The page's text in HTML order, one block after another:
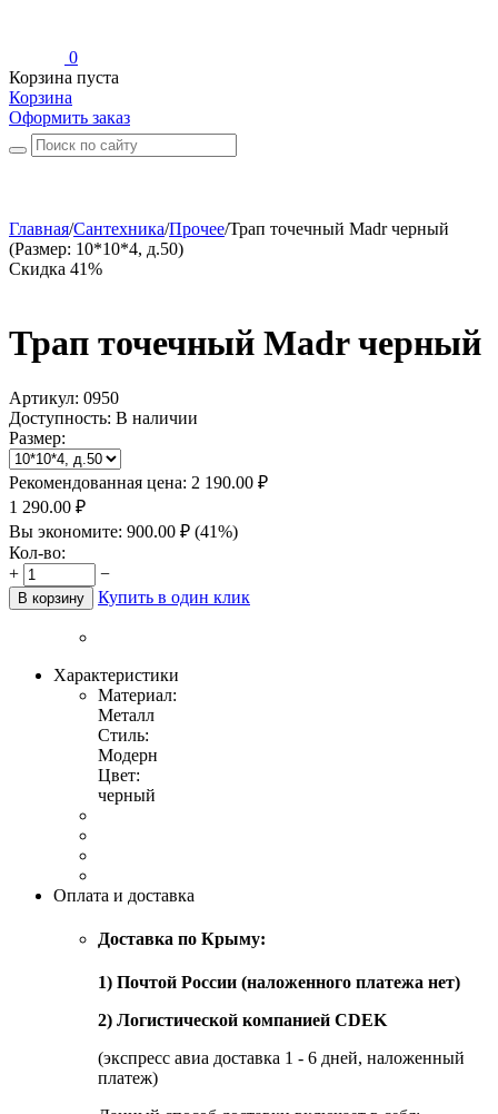
0
Корзина пуста
Корзина
Оформить заказ
Главная/Сантехника/Прочее/Трап точечный Madr черный
(Размер: 10*10*4, д.50)
Скидка 41%
Трап точечный Madr черный
Артикул: 0950
Доступность: В наличии
Размер:
Рекомендованная цена: 2 190.00 ₽
1 290.00 ₽
Вы экономите: 900.00 ₽ (41%)
Кол-во:
+
−
В корзину Купить в один клик
Характеристики
Материал:
Металл
Стиль:
Модерн
Цвет:
черный
Оплата и доставка
Доставка по Крыму:
1) Почтой России (наложенного платежа нет)
2) Логистической компанией CDEK
(экспресс авиа доставка 1 - 6 дней, наложенный
платеж)